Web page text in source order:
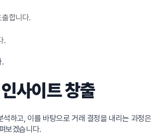
합니다.
.
.
사이트 창출
하고, 이를 바탕으로 거래 결정을 내리는 과정
보겠습니다.